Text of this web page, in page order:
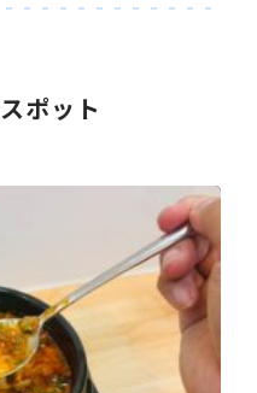
ポット